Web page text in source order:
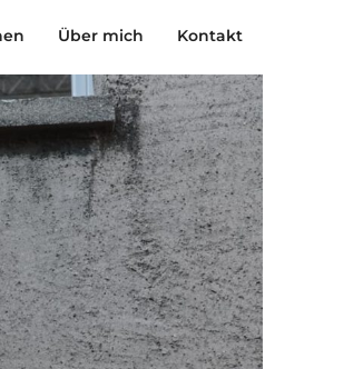
Über mich Kontakt